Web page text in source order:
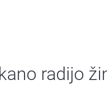
radijo